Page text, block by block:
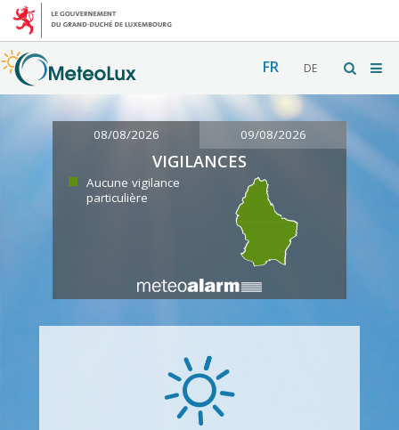
FR DE
08/08/2026 09/08/2026
VIGILANCES
Aucune vigilance
particulière